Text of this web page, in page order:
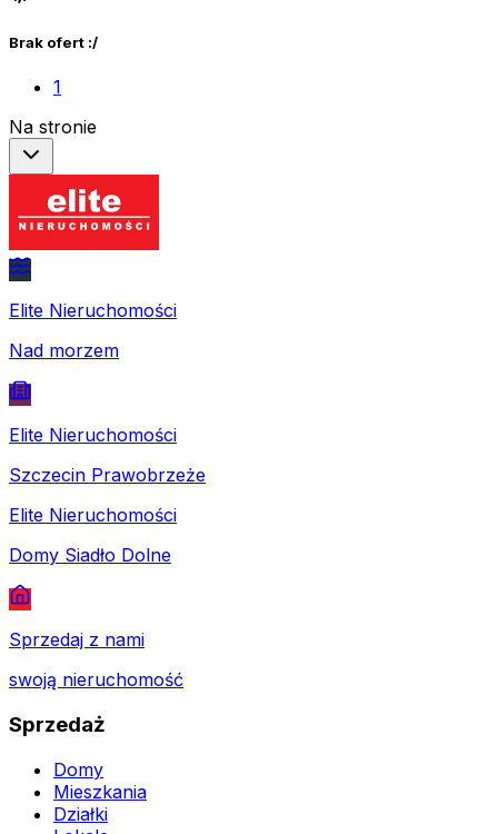
Brak ofert :/
1
Na stronie
Elite Nieruchomości
Nad morzem
Elite Nieruchomości
Szczecin Prawobrzeże
Elite Nieruchomości
Domy Siadło Dolne
Sprzedaj z nami
swoją nieruchomość
Sprzedaż
Domy
Mieszkania
Działki